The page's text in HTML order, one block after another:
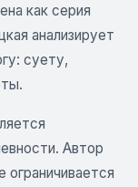
как серия
анализирует
суету,
Автор
ограничивается